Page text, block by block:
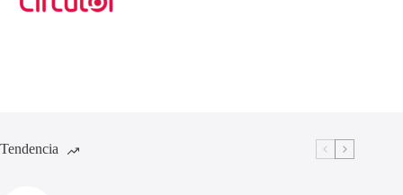
Tendencia